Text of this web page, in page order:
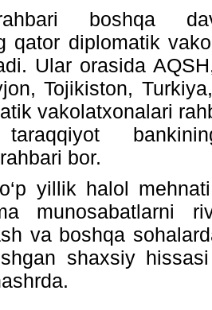
boshqa
qator diplomatik
Ular orasida
Tojikiston,
vakolatxonalari
bor.
yillik halol
munosabatlarni
va boshqa
shaxsiy